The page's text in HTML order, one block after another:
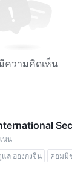
ความคิดเห็น
นน
ล ฮ่องกงจีน
คอมมิ